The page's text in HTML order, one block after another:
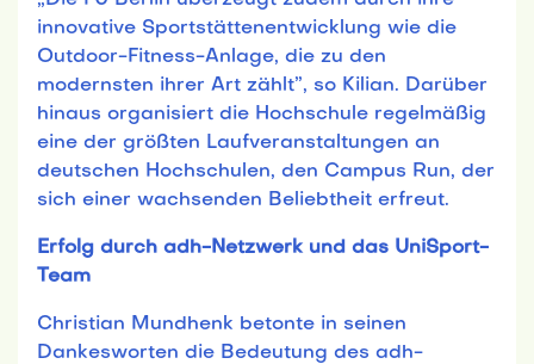
innovative Sportstättenentwicklung wie die
Outdoor-Fitness-Anlage, die zu den
modernsten ihrer Art zählt”, so Kilian. Darüber
hinaus organisiert die Hochschule regelmäßig
eine der größten Laufveranstaltungen an
deutschen Hochschulen, den Campus Run, der
sich einer wachsenden Beliebtheit erfreut.
Erfolg durch adh-Netzwerk und das UniSport-
Team
Christian Mundhenk betonte in seinen
Dankesworten die Bedeutung des adh-